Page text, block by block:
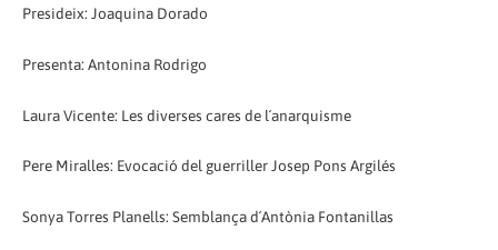
Presideix: Joaquina Dorado
Presenta: Antonina Rodrigo
Laura Vicente: Les diverses cares de l´anarquisme
Pere Miralles: Evocació del guerriller Josep Pons Argilés
Sonya Torres Planells: Semblança d´Antònia Fontanillas